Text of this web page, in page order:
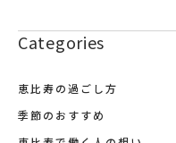
Categories
恵比寿の過ごし方
季節のおすすめ